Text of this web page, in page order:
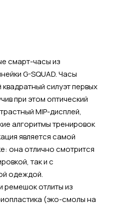
смарт-часы из
G-SQUAD. Часы
силуэт первых
при этом оптический
MIP-дисплей,
алгоритмы тренировок
является самой
она отлично смотрится
так и с
одеждой.
ремешок отлиты из
(эко-смолы на